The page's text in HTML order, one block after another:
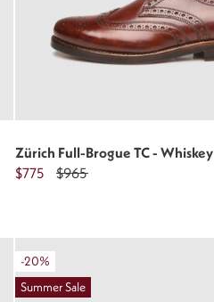
Zürich Full-Brogue TC - Whiskey
$775
$965
-20%
Summer Sale